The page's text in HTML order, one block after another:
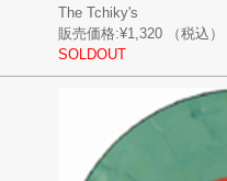
The Tchiky's
販売価格:¥1,320
（税込）
SOLDOUT